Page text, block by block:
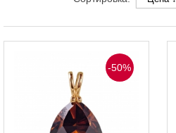
-50%